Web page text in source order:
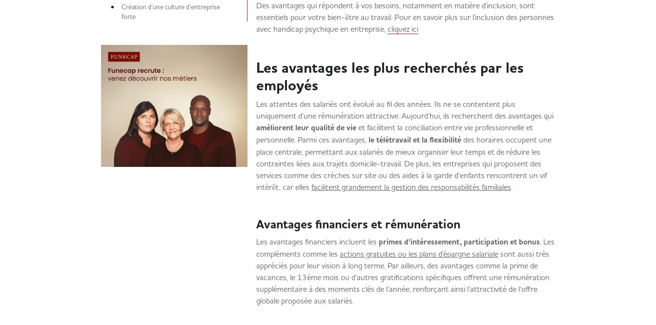
Création d’une culture d’entreprise
forte
Des avantages qui répondent à vos besoins, notamment en matière d'inclusion, sont
essentiels pour votre bien-être au travail. Pour en savoir plus sur l'inclusion des personnes
avec handicap psychique en entreprise, cliquez ici
Les avantages les plus recherchés par les
employés
Les attentes des salariés ont évolué au fil des années. Ils ne se contentent plus
uniquement d’une rémunération attractive. Aujourd’hui, ils recherchent des avantages qui
améliorent leur qualité de vieet facilitent la conciliation entre vie professionnelle et
personnelle. Parmi ces avantages,le télétravail et la flexibilitédes horaires occupent une
place centrale, permettant aux salariés de mieux organiser leur temps et de réduire les
contraintes liées aux trajets domicile-travail. De plus, les entreprises qui proposent des
services comme des crèches sur site ou des aides à la garde d’enfants rencontrent un vif
intérêt, car elles facilitent grandement la gestion des responsabilités familiales.
Avantages financiers et rémunération
Les avantages financiers incluent les primes d’intéressement, participation et bonus. Les
compléments comme les actions gratuites ou les plans d'épargne salarialesont aussi très
appréciés pour leur vision à long terme. Par ailleurs, des avantages comme la prime de
vacances, le 13ème mois ou d’autres gratifications spécifiques offrent une rémunération
supplémentaire à des moments clés de l’année, renforçant ainsi l’attractivité de l’offre
globale proposée aux salariés.